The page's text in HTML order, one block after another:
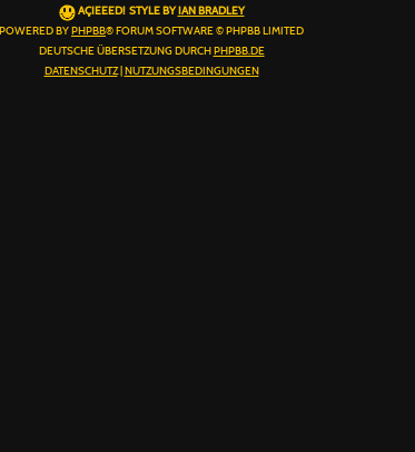
AÇIEEED! STYLE BY IAN BRADLEY
POWERED BY PHPBB® FORUM SOFTWARE © PHPBB LIMITED
DEUTSCHE ÜBERSETZUNG DURCH PHPBB.DE
DATENSCHUTZ| NUTZUNGSBEDINGUNGEN